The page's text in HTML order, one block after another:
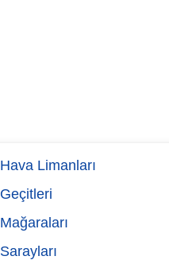
Hava Limanları
Geçitleri
Mağaraları
Sarayları